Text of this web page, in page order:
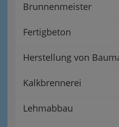
Brunnenmeister
Fertigbeton
Herstellung von
Kalkbrennerei
Lehmabbau